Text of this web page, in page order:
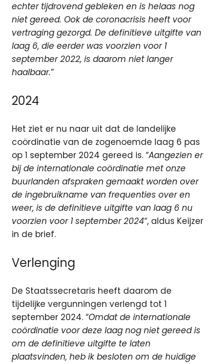
echter tijdrovend gebleken en is helaas nog
niet gereed. Ook de coronacrisis heeft voor
vertraging gezorgd. De definitieve uitgifte van
laag 6, die eerder was voorzien voor 1
september 2022, is daarom niet langer
haalbaar.”
2024
Het ziet er nu naar uit dat de landelijke
coördinatie van de zogenoemde laag 6 pas
op 1 september 2024 gereed is. “Aangezien er
bij de internationale coördinatie met onze
buurlanden afspraken gemaakt worden over
de ingebruikname van frequenties over en
weer, is de definitieve uitgifte van laag 6 nu
voorzien voor 1 september 2024“, aldus Keijzer
in de brief.
Verlenging
De Staatssecretaris heeft daarom de
tijdelijke vergunningen verlengd tot 1
september 2024. “Omdat de internationale
coördinatie voor deze laag nog niet gereed is
om de definitieve uitgifte te laten
plaatsvinden, heb ik besloten om de huidige